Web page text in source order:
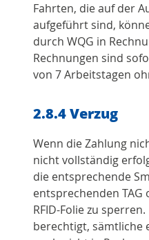
Fahrten, die auf der
aufgeführt sind,
durch WQG in
Rechnungen sind
von 7 Arbeitstagen
2.8.4 Verzug
Wenn die Zahlung
nicht vollständig
die entsprechende
entsprechenden
RFID-Folie zu
berechtigt, sämtliche